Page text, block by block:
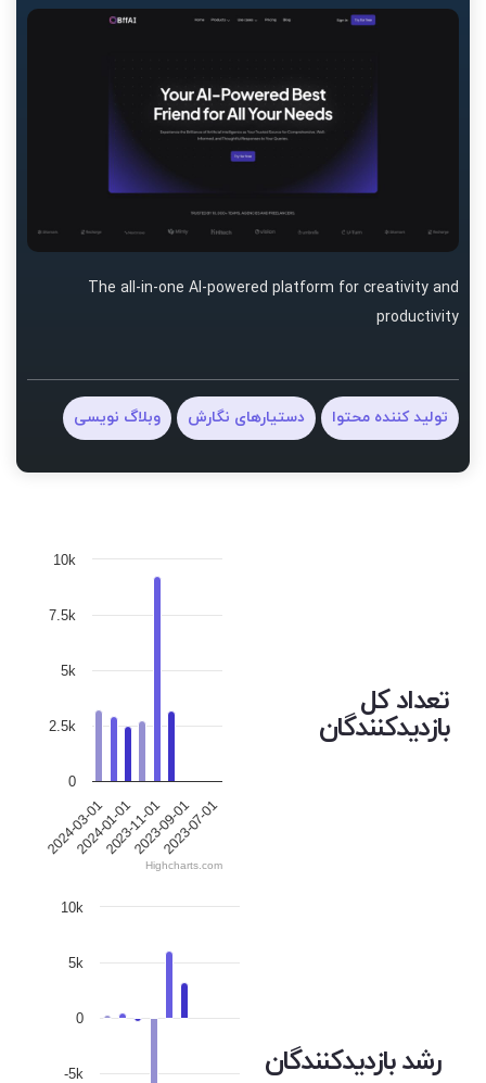
The all-in-one AI-powered platform for creativity and
productivity
تولید کننده محتوا دستیارهای نگارش وبلاگ نویسی
تعداد کل
بازدیدکنندگان
2024-03-01
2024-01-012023-11-012023-09-01
2023-07-01
0
2.5k
5k
7.5k
10k
Highcharts.com
رشد بازدیدکنندگان -5k
0
5k
10k